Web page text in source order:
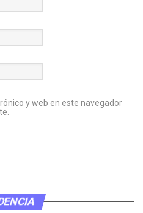
y web en este navegador